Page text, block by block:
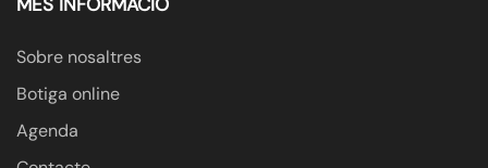
Sobre nosaltres
Botiga online
Agenda